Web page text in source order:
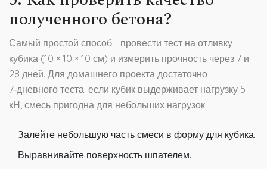
полученного бетона?
Самый простой способ - провести тест на отливку
кубика (10 × 10 × 10 см) и измерить прочность через 7 и
28 дней. Для домашнего проекта достаточно
7‑дневного теста: если кубик выдерживает нагрузку 5
кН, смесь пригодна для небольших нагрузок.
Залейте небольшую часть смеси в форму для кубика.
Выравнивайте поверхность шпателем.